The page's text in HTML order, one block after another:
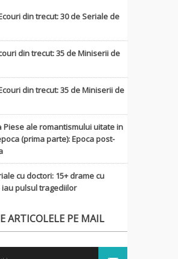
din trecut: 30 de Seriale de
din trecut: 35 de Miniserii de
din trecut: 35 de Miniserii de
Piese ale romantismului uitate in
(prima parte): Epoca post-
cu doctori: 15+ drame cu
iau pulsul tragediilor
ARTICOLELE PE MAIL